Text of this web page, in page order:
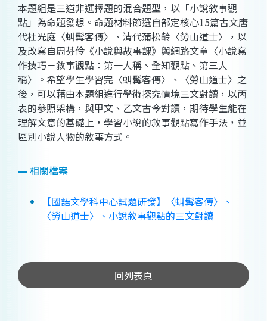
本題組是三道非選擇題的混合題型，以「小說敘事觀
點」為命題發想。命題材料節選自部定核心15篇古文唐
代杜光庭〈虯髯客傳〉、清代蒲松齡〈勞山道士〉，以
及改寫自周芬伶《小說與故事課》與網路文章〈小說寫
作技巧－敘事觀點：第一人稱、全知觀點、第三人
稱〉。希望學生學習完〈虯髯客傳〉、〈勞山道士〉之
後，可以藉由本題組進行學術探究情境三文對讀，以丙
表的參照架構，與甲文、乙文古今對讀，期待學生能在
理解文意的基礎上，學習小說的敘事觀點寫作手法，並
區別小說人物的敘事方式。
相關檔案
【國語文學科中心試題研發】〈虯髯客傳〉、
〈勞山道士〉、小說敘事觀點的三文對讀
回列表頁